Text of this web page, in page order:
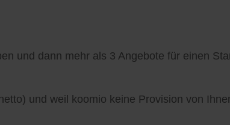
und dann mehr als 3 Angebote für einen
und weil koomio keine Provision von